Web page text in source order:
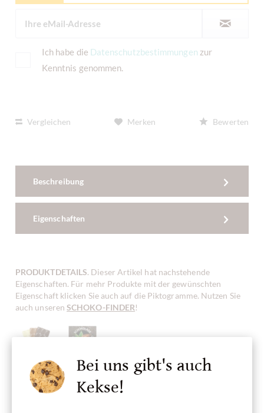
Ich habe die Datenschutzbestimmungen zur
Kenntnis genommen.
Vergleichen Merken Bewerten
Beschreibung
Eigenschaften
PRODUKTDETAILS. Dieser Artikel hat nachstehende
Eigenschaften. Für mehr Produkte mit der gewünschten
Eigenschaft klicken Sie auch auf die Piktogramme. Nutzen Sie
auch unserenSCHOKO-FINDER!
Probier-Paket,
Schokoladen
Probierpaket
Schoko-
Festival Paket
Bei uns gibt's auch
Kekse!